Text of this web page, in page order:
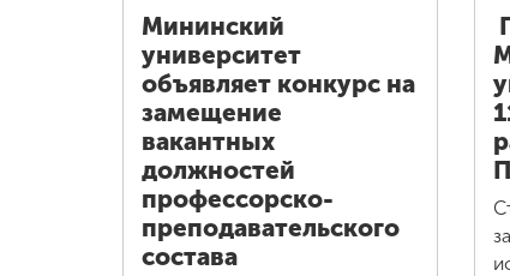
Мининский
университет
объявляет конкурс на
замещение
вакантных
должностей
профессорско-
преподавательского
состава